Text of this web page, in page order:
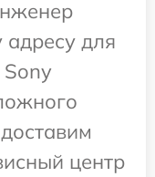
адресу для
центр